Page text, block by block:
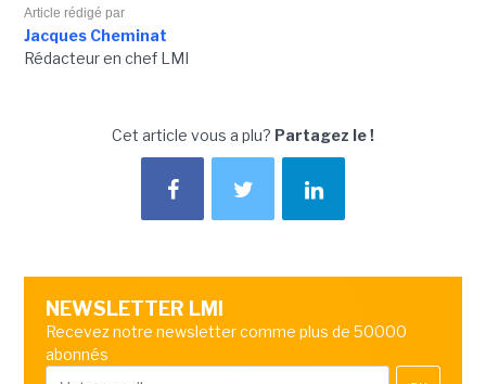
Article rédigé par
Jacques Cheminat
Rédacteur en chef LMI
Cet article vous a plu? Partagez le !
NEWSLETTER LMI
Recevez notre newsletter comme plus de 50000
abonnés